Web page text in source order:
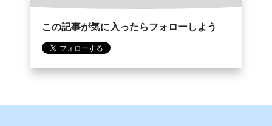
この記事が気に入ったらフォローしよう